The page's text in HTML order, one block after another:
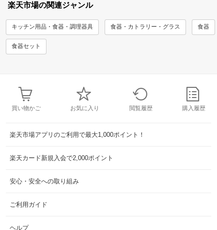
楽天市場の関連ジャンル
キッチン用品・食器・調理器具 食器・カトラリー・グラス 食器
食器セット
買い物かご お気に入り 閲覧履歴 購入履歴
楽天市場アプリのご利用で最大1,000ポイント！
楽天カード新規入会で2,000ポイント
安心・安全への取り組み
ご利用ガイド
ヘルプ